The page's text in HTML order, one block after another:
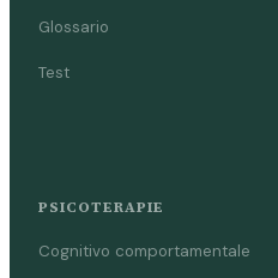
Glossario
Test
PSICOTERAPIE
Cognitivo comportamentale